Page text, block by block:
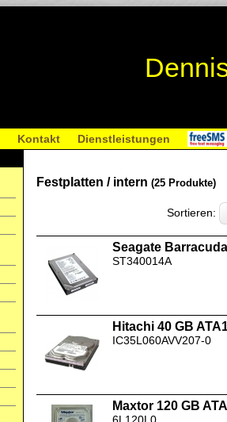
Kontakt
Dienstleistungen
Festplatten / intern (25 Produkte)
Sortieren:
Seagate
ST340014A
Hitachi 40 GB
IC35L060AVV207-0
Maxtor 120 GB